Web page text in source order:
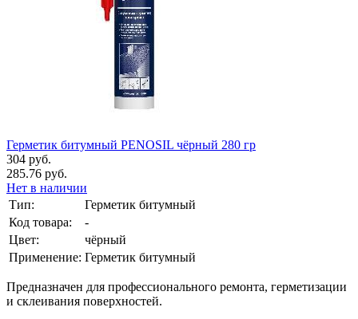
Герметик битумный PENOSIL чёрный 280 гр
304 руб.
285.76 руб.
Нет в наличии
Тип:
Герметик битумный
Код товара:
-
Цвет:
чёрный
Применение: Герметик битумный
Предназначен для профессионального ремонта, герметизации
и склеивания поверхностей.